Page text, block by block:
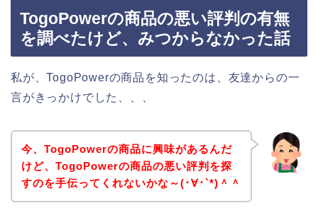
TogoPowerの商品の悪い評判の有無
を調べたけど、みつからなかった話
私が、TogoPowerの商品を知ったのは、友達からの一
言がきっかけでした、、、
今、TogoPowerの商品に興味があるんだ
けど、TogoPowerの商品の悪い評判を探
すのを手伝ってくれないかな～(･∀･`*)＾＾